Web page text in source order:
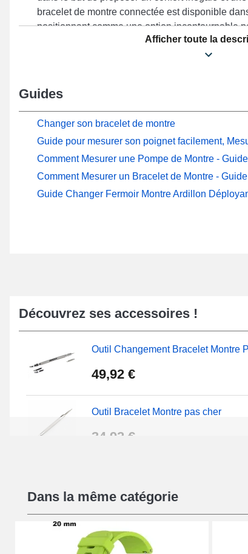
bracelet de montre connectée est disponible
positionnant comme une option incontournable
se démarque par sa qualité exceptionnelle, qui
incontournable adaptée à s'harmoniser
temps. Ce produit allie élégance et praticité avec
gamme, et sa compatibilité pour de nombreux
mm) de la marque Xiaomi. Associant style
horloger Xiaomi garantit une correspondance
(42 mm) de manière précise tout en garantissant
Afficher toute la
Guides
Changer son bracelet de montre
Guide pour mesurer son poignet facilement,
Comment Mesurer une Pompe de Montre -
Comment Mesurer un Bracelet de Montre -
Guide Changer Fermoir Montre Ardillon
Découvrez ses accessoires !
Outil Changement Bracelet Montre
49,92 €
Outil Bracelet Montre pas cher
34,92 €
16,90 €
Pied à Coulisse Numérique
Dans la même catégorie